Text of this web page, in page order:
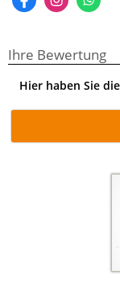
Ihre Bewertung
Hier haben Sie